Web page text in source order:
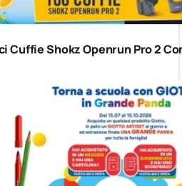
Cuffie Shokz Openrun Pro 2